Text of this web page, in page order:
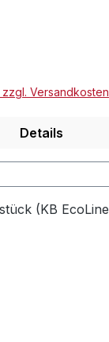
Versandkosten
Details